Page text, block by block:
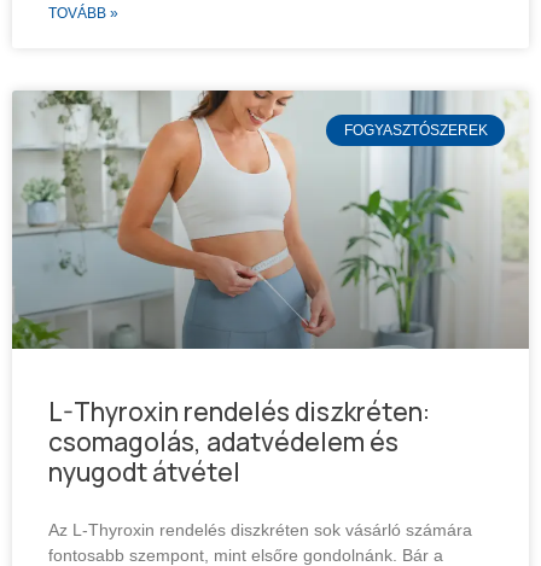
TOVÁBB »
FOGYASZTÓSZEREK
L-Thyroxin rendelés diszkréten:
csomagolás, adatvédelem és
nyugodt átvétel
Az L-Thyroxin rendelés diszkréten sok vásárló számára
fontosabb szempont, mint elsőre gondolnánk. Bár a